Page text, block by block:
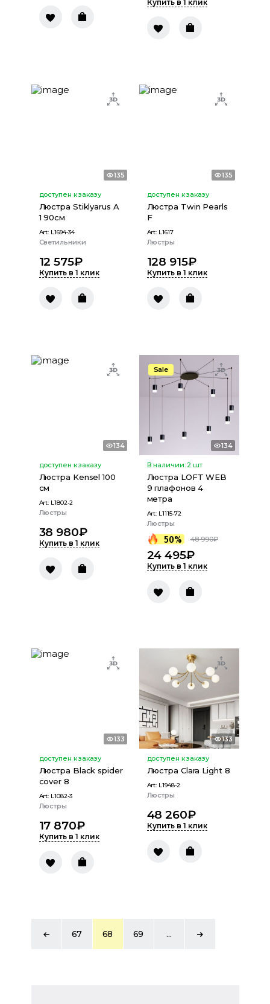
Купить в 1 клик
135
доступен к заказу
Люстра Stiklyarus A
1 90см
Art: L1694-34
Светильники
12 575₽
Купить в 1 клик
135
доступен к заказу
Люстра Twin Pearls
F
Art: L1617
Люстры
128 915₽
Купить в 1 клик
134
доступен к заказу
Люстра Kensel 100
см
Art: L1802-2
Люстры
38 980₽
Купить в 1 клик
Sale
134
В наличии:2 шт
Люстра LOFT WEB
9 плафонов 4
метра
Art: L1115-72
Люстры
50% 48 990₽
24 495₽
Купить в 1 клик
133
доступен к заказу
Люстра Black spider
cover 8
Art: L1082-3
Люстры
17 870₽
Купить в 1 клик
133
доступен к заказу
Люстра Clara Light 8
Art: L1948-2
Люстры
48 260₽
Купить в 1 клик
67 68 69 ...